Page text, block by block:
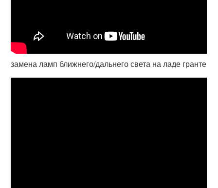
замена ламп ближнего/дальнего света на ладе гранте